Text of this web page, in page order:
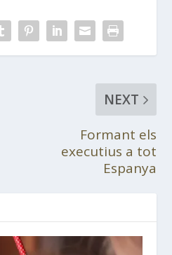
NEXT
Formant els
executius a tot
Espanya